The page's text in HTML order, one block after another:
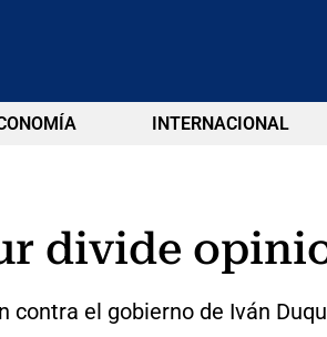
INTERNACIONAL
divide
el gobierno de Iván